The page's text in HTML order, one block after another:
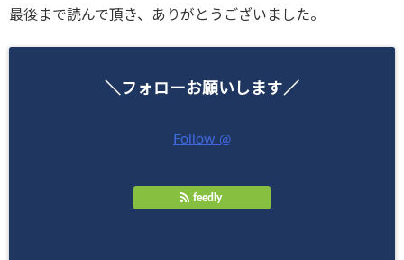
最後まで読んで頂き、ありがとうございました。
＼フォローお願いします／
Follow @
feedly